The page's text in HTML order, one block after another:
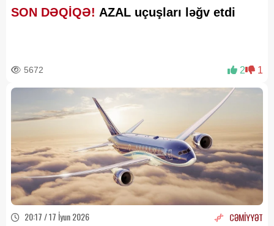
SON DƏQİQƏ! AZAL uçuşları ləğv etdi
5672 2 1
20:17 / 17 İyun 2026 CƏMİYYƏT